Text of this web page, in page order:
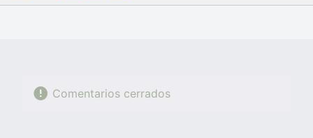
FACEBOOK
TWITTERFLIPBOARD
E-
WHATSAPP
Comentarios cerrados